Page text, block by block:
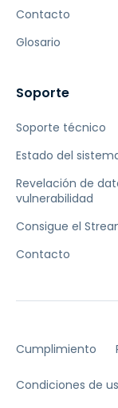
Contacto
Glosario
Soporte
Soporte técnico
Estado del
Revelación de
vulnerabilidad
Consigue el
Contacto
Cumplimiento
Condiciones de